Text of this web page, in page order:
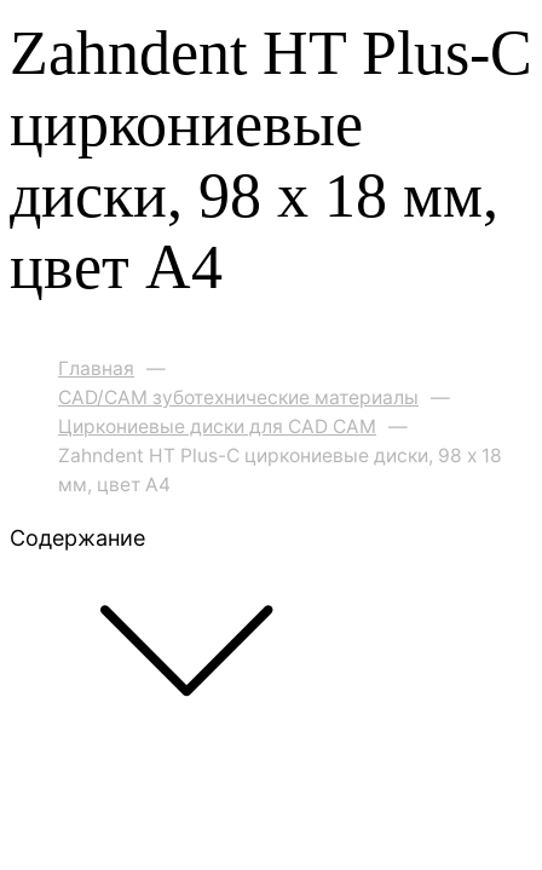
Zahndent HT Plus-C
циркониевые
диски, 98 х 18 мм,
цвет A4
Главная —
CAD/CAM зуботехнические материалы —
Циркониевые диски для CAD CAM —
Zahndent HT Plus-C циркониевые диски, 98 х 18
мм, цвет A4
Содержание